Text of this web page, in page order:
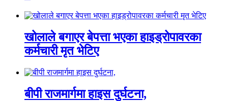
खोलाले बगाएर बेपत्ता भएका हाइड्रोपावरका
कर्मचारी मृत भेटिए
बीपी राजमार्गमा हाइस दुर्घटना,